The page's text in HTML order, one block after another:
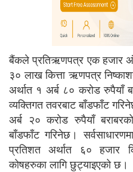
बैंकले प्रतिऋणपत्र एक हजार
३० लाख कित्ता ऋणपत्र
अर्थात १ अर्ब ८० करोड रुपैयाँ
व्यक्तिगत तवरबाट बाँडफाँट
अर्ब २० करोड रुपैयाँ
बाँडफाँट गरिनेछ।
प्रतिशत अर्थात ६० हजार
कोषहरुका लागि छुट्याइएको छ।